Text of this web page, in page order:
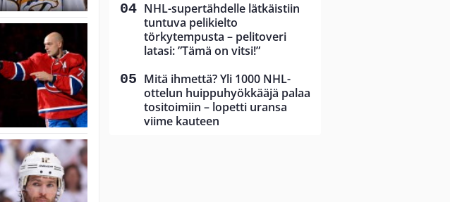
NHL-supertähdelle lätkäistiin
tuntuva pelikielto
törkytempusta – pelitoveri
latasi: ”Tämä on vitsi!”
Mitä ihmettä? Yli 1000 NHL-
ottelun huippuhyökkääjä palaa
tositoimiin – lopetti uransa
viime kauteen